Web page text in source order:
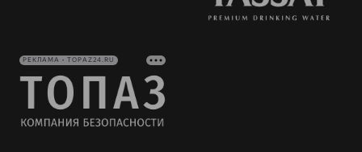
РЕКЛАМА • TOPAZ24.RU